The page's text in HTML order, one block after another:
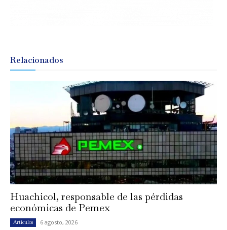
Relacionados
Huachicol, responsable de las pérdidas
económicas de Pemex
Artículos 6 agosto, 2026